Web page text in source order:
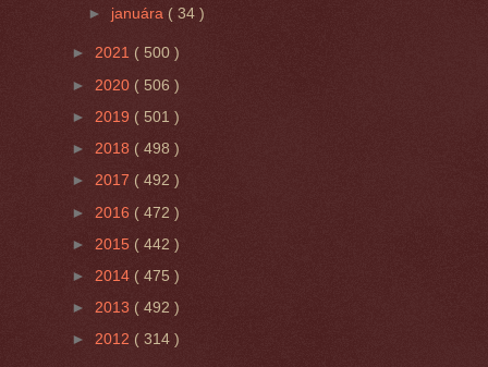
► januára( 34 )
► 2021 ( 500 )
► 2020 ( 506 )
► 2019 ( 501 )
► 2018 ( 498 )
► 2017 ( 492 )
► 2016 ( 472 )
► 2015 ( 442 )
► 2014 ( 475 )
► 2013 ( 492 )
► 2012 ( 314 )